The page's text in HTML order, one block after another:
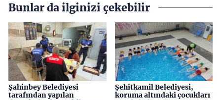
Bunlar da ilginizi çekebilir
Şahinbey Belediyesi
tarafından yapılan
Şehitkamil Belediyesi,
koruma altındaki çocukları